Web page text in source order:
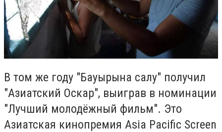
В том же году "Бауырына салу" получил
"Азиатский Оскар", выиграв в номинации
"Лучший молодёжный фильм". Это
Азиатская кинопремия Asia Pacific Screen